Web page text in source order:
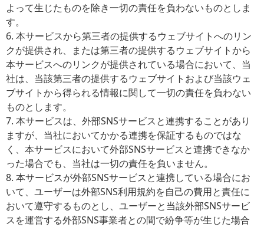
よって生じたものを除き一切の責任を負わないものとしま
す。
6. 本サービスから第三者の提供するウェブサイトへのリン
クが提供され、または第三者の提供するウェブサイトから
本サービスへのリンクが提供されている場合において、当
社は、当該第三者の提供するウェブサイトおよび当該ウェ
ブサイトから得られる情報に関して一切の責任を負わない
ものとします。
7. 本サービスは、外部SNSサービスと連携することがあり
ますが、当社においてかかる連携を保証するものではな
く、本サービスにおいて外部SNSサービスと連携できなか
った場合でも、当社は一切の責任を負いません。
8. 本サービスが外部SNSサービスと連携している場合にお
いて、ユーザーは外部SNS利用規約を自己の費用と責任に
おいて遵守するものとし、ユーザーと当該外部SNSサービ
スを運営する外部SNS事業者との間で紛争等が生じた場合